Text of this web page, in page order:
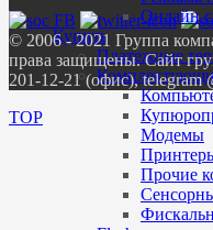
Онлайн
Купить
Платежные
Модемы
Прочие
© 2006 - 2021 Группа
права защищены. Сайт
201-12-21 (офис), telegram
TOP